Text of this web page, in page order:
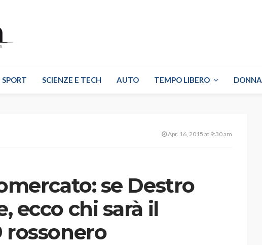
SPORT SCIENZE E TECH AUTO TEMPO LIBERO DONNA
Apr. 16, 2015 at 9:30 am
se Destro
ecco chi sarà il
rossonero